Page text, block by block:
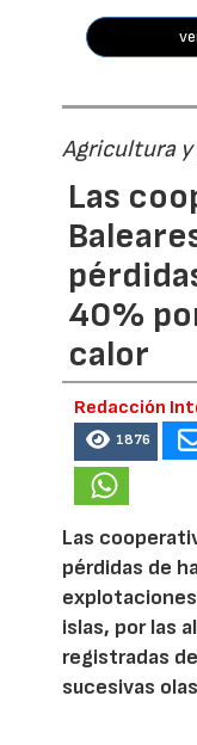
Agricultura y
Las
40%
calor
Redacción
1876
Las
pérdidas de
islas, por las
registradas
sucesivas